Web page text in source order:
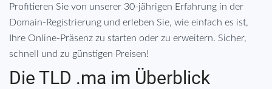
Profitieren Sie von unserer 30-jährigen Erfahrung in der
Domain-Registrierung und erleben Sie, wie einfach es ist,
Ihre Online-Präsenz zu starten oder zu erweitern. Sicher,
schnell und zu günstigen Preisen!
Die TLD .ma im Überblick